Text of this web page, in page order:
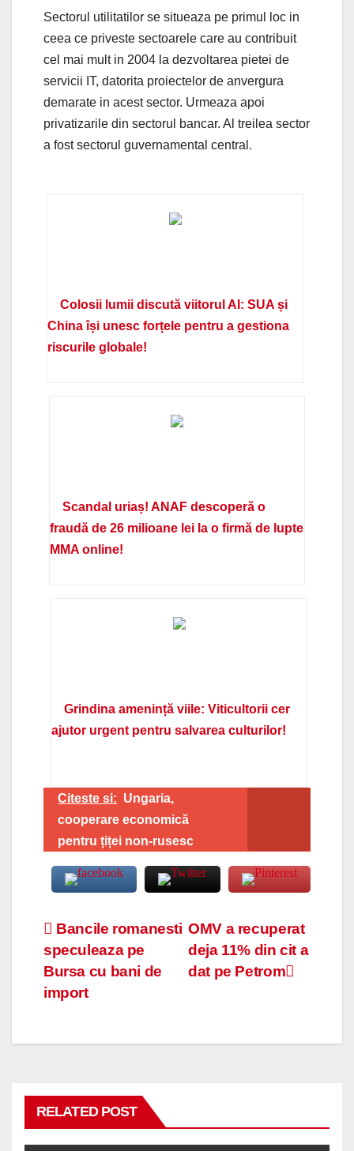
Sectorul utilitatilor se situeaza pe primul loc in
ceea ce priveste sectoarele care au contribuit
cel mai mult in 2004 la dezvoltarea pietei de
servicii IT, datorita proiectelor de anvergura
demarate in acest sector. Urmeaza apoi
privatizarile din sectorul bancar. Al treilea sector
a fost sectorul guvernamental central.
Colosii lumii discută viitorul AI: SUA și
China își unesc forțele pentru a gestiona
riscurile globale!
Scandal uriaș! ANAF descoperă o
fraudă de 26 milioane lei la o firmă de lupte
MMA online!
Grindina amenință viile: Viticultorii cer
ajutor urgent pentru salvarea culturilor!
Citeste si: Ungaria,
cooperare economică
pentru țiței non-rusesc
Navigare
în
articole
OMV a recuperat
deja 11% din cit a
dat pe Petrom
Bancile romanesti
speculeaza pe
Bursa cu bani de
import
RELATED POST